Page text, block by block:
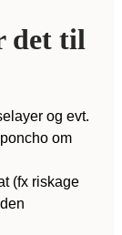
det til
og evt.
om
(fx riskage